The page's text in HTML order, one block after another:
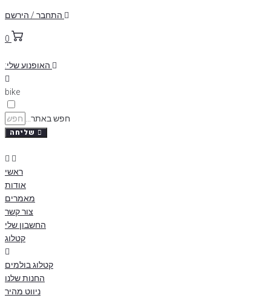
התחבר / הירשם
0
האופנוע שלי:
bike
חפש באתר...
שליחה
ראשי
אודות
מאמרים
צור קשר
החשבון שלי
קטלוג
קטלוג בולמים
החנות שלנו
ניווט מהיר